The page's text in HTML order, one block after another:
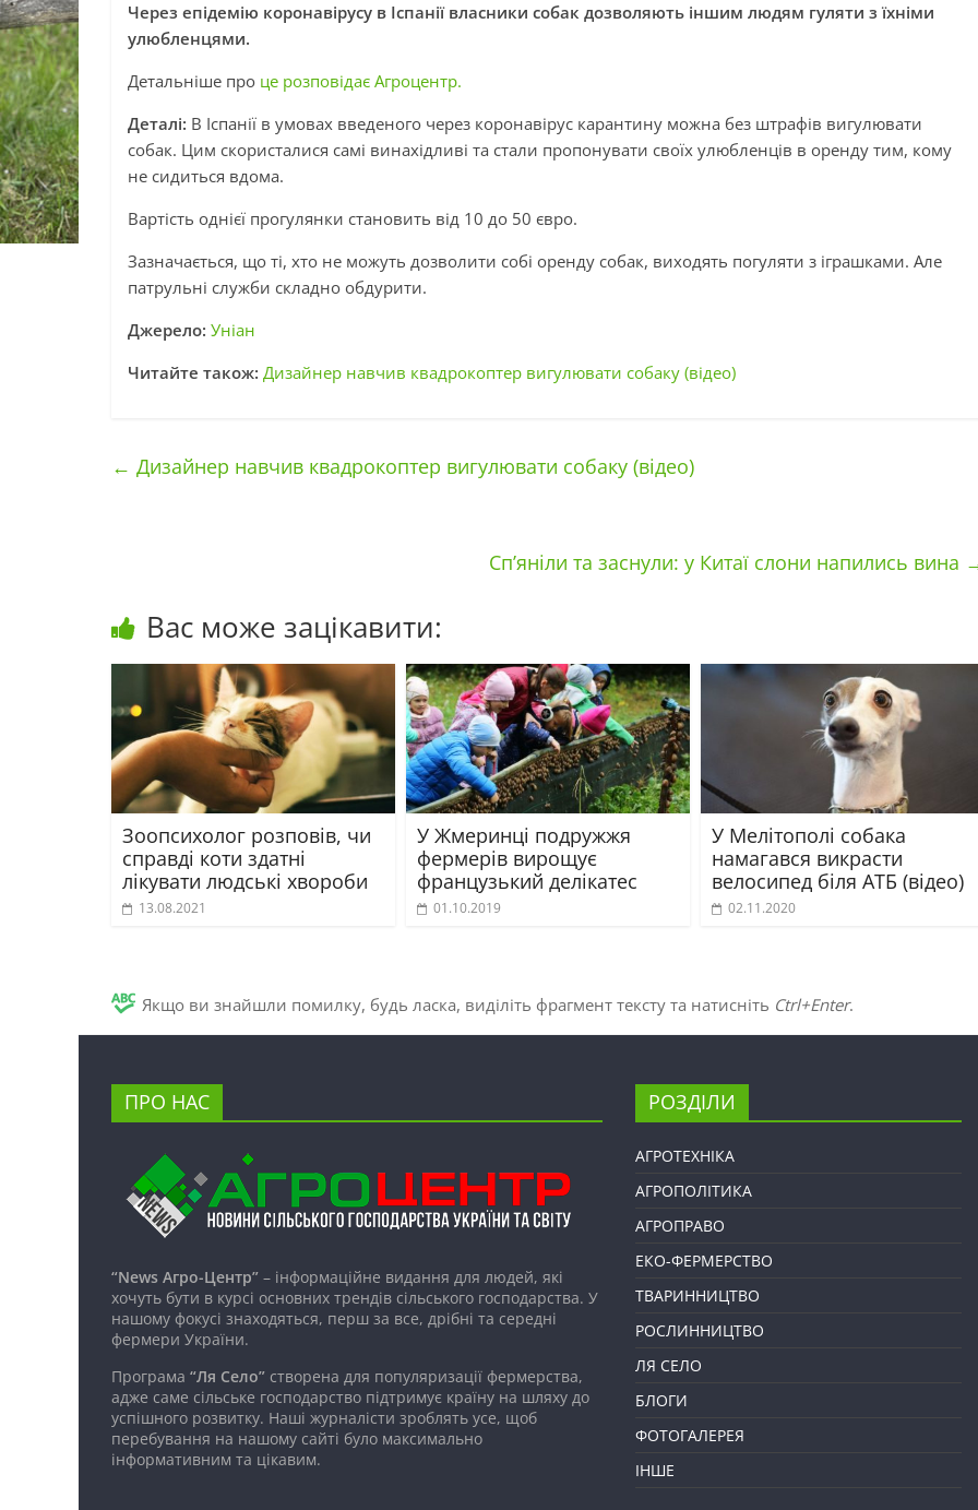
Через епідемію коронавірусу в Іспанії власники собак дозволяють іншим людям гуляти з їхніми
улюбленцями.
Детальніше про це розповідає Агроцентр.
Деталі: В Іспанії в умовах введеного через коронавірус карантину можна без штрафів вигулювати
собак. Цим скористалися самі винахідливі та стали пропонувати своїх улюбленців в оренду тим, кому
не сидиться вдома.
Вартість однієї прогулянки становить від 10 до 50 євро.
Зазначається, що ті, хто не можуть дозволити собі оренду собак, виходять погуляти з іграшками. Але
патрульні служби складно обдурити.
Джерело: Уніан
Читайте також: Дизайнер навчив квадрокоптер вигулювати собаку (відео)
← Дизайнер навчив квадрокоптер вигулювати собаку (відео)
Сп’яніли та заснули: у Китаї слони напились вина
Вас може зацікавити:
Зоопсихолог розповів, чи
справді коти здатні
лікувати людські хвороби
13.08.2021
У Жмеринці подружжя
фермерів вирощує
французький делікатес
01.10.2019
У Мелітополі собака
намагався викрасти
велосипед біля АТБ (відео)
02.11.2020
Якщо ви знайшли помилку, будь ласка, виділіть фрагмент тексту та натисніть Ctrl+Enter.
ПРО НАС
“News Агро-Центр” – інформаційне видання для людей, які
хочуть бути в курсі основних трендів сільського господарства. У
нашому фокусі знаходяться, перш за все, дрібні та середні
фермери України.
Програма “Ля Село” створена для популяризації фермерства,
адже саме сільське господарство підтримує країну на шляху до
успішного розвитку. Наші журналісти зроблять усе, щоб
перебування на нашому сайті було максимально
інформативним та цікавим.
РОЗДІЛИ
АГРОТЕХНІКА
АГРОПОЛІТИКА
АГРОПРАВО
ЕКО-ФЕРМЕРСТВО
ТВАРИННИЦТВО
РОСЛИННИЦТВО
ЛЯ СЕЛО
БЛОГИ
ФОТОГАЛЕРЕЯ
ІНШЕ